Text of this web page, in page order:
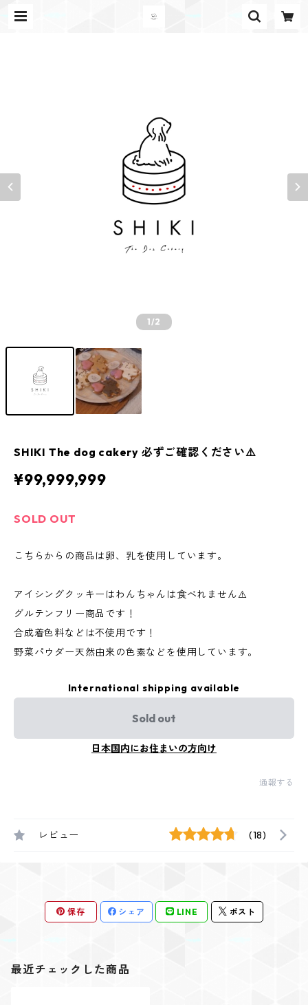
1/2
SHIKI The dog cakery 必ずご確認ください⚠️
¥99,999,999
SOLD OUT
こちらからの商品は卵、乳を使用しています。
アイシングクッキーはわんちゃんは食べれません⚠️
グルテンフリー商品です！
合成着色料などは不使用です！
野菜パウダー天然由来の色素などを使用しています。
International shipping available
Sold out
日本国内にお住まいの方向け
通報する
レビュー (18)
保存 シェア LINE ポスト
最近チェックした商品